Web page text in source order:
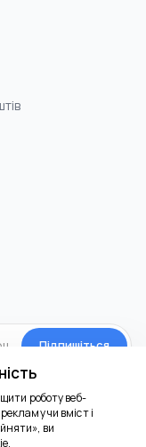
Підпишіться
роботу веб-
чи вміст і
ви
Ми тут, щоб
допомогти